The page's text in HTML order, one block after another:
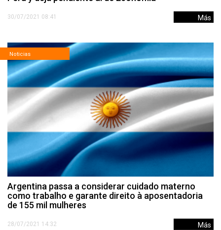
30/07/2021 08:41 Más
Noticias
Argentina passa a considerar cuidado materno
como trabalho e garante direito à aposentadoria
de 155 mil mulheres
28/07/2021 14:32 Más